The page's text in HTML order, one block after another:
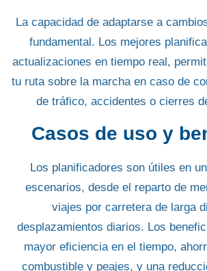
La capacidad de adaptarse a
fundamental. Los mejores
actualizaciones en tiempo real,
tu ruta sobre la marcha en caso de
de tráfico, accidentes o cierres
Casos de uso y
Los planificadores son útiles en
escenarios, desde el reparto de
viajes por carretera de larga
desplazamientos diarios. Los
mayor eficiencia en el tiempo,
combustible y peajes, y una